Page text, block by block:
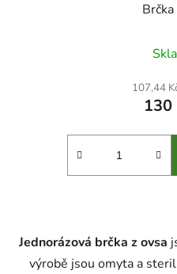
107,44
130
Jednorázová brčka z ovsa
výrobě jsou omyta a